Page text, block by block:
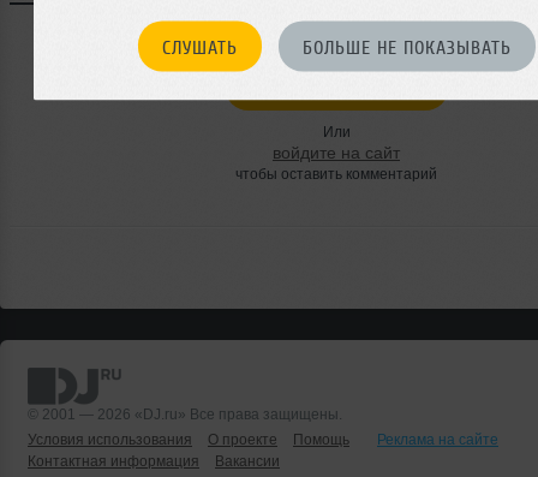
СЛУШАТЬ БОЛЬШЕ НЕ ПОКАЗЫВАТЬ
Или
войдите на сайт
чтобы оставить комментарий
© 2001 — 2026 «DJ.ru» Все права защищены.
Условия использования
О проекте Помощь
Реклама на сайте
Контактная информация
Вакансии